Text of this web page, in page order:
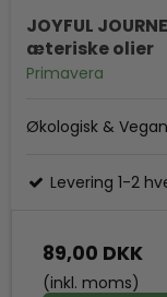
JOYFUL
æteriske olier
Primavera
Økologisk &
Levering 1-2
89,00 DKK
(inkl. moms)